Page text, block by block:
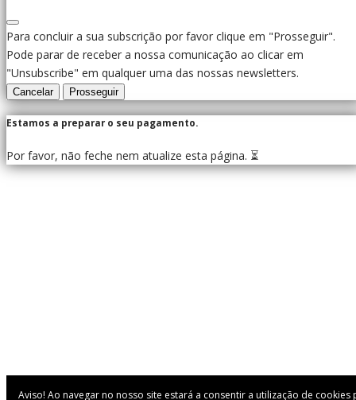
Aviso! Ao navegar no nosso site estará a consentir a utilização de cookies
Para concluir a sua subscrição por favor clique em "Prosseguir".
Pode parar de receber a nossa comunicação ao clicar em
"Unsubscribe" em qualquer uma das nossas newsletters.
Cancelar Prosseguir
Estamos a preparar o seu pagamento.
Por favor, não feche nem atualize esta página. ⏳